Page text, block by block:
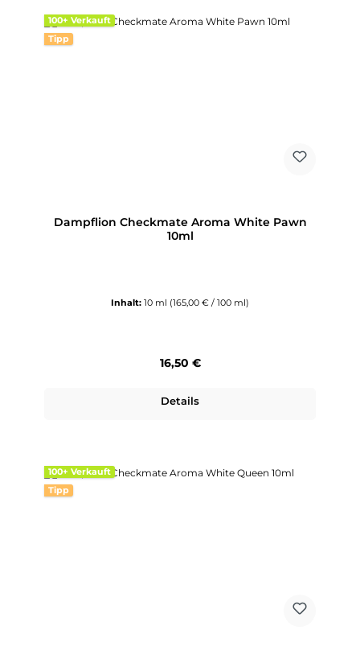
100+ Verkauft
Tipp
Dampflion Checkmate Aroma White Pawn
10ml
Inhalt: 10 ml (165,00 € / 100 ml)
Regulärer Preis:
16,50 €
Details
100+ Verkauft
Tipp